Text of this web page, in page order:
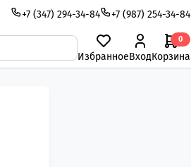
+7 (347) 294-34-84 +7 (987) 254-34-84
ИзбранноеВход
0
Корзина